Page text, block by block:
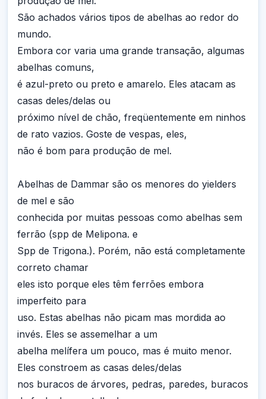
São achados vários tipos de abelhas ao redor do
mundo.
Embora cor varia uma grande transação, algumas
abelhas comuns,
é azul-preto ou preto e amarelo. Eles atacam as
casas deles/delas ou
próximo nível de chão, freqüentemente em ninhos
de rato vazios. Goste de vespas, eles,
não é bom para produção de mel.
Abelhas de Dammar são os menores do yielders
de mel e são
conhecida por muitas pessoas como abelhas sem
ferrão (spp de Melipona. e
Spp de Trigona.). Porém, não está completamente
correto chamar
eles isto porque eles têm ferrões embora
imperfeito para
uso. Estas abelhas não picam mas mordida ao
invés. Eles se assemelhar a um
abelha melífera um pouco, mas é muito menor.
Eles constroem as casas deles/delas
nos buracos de árvores, pedras, paredes, buracos